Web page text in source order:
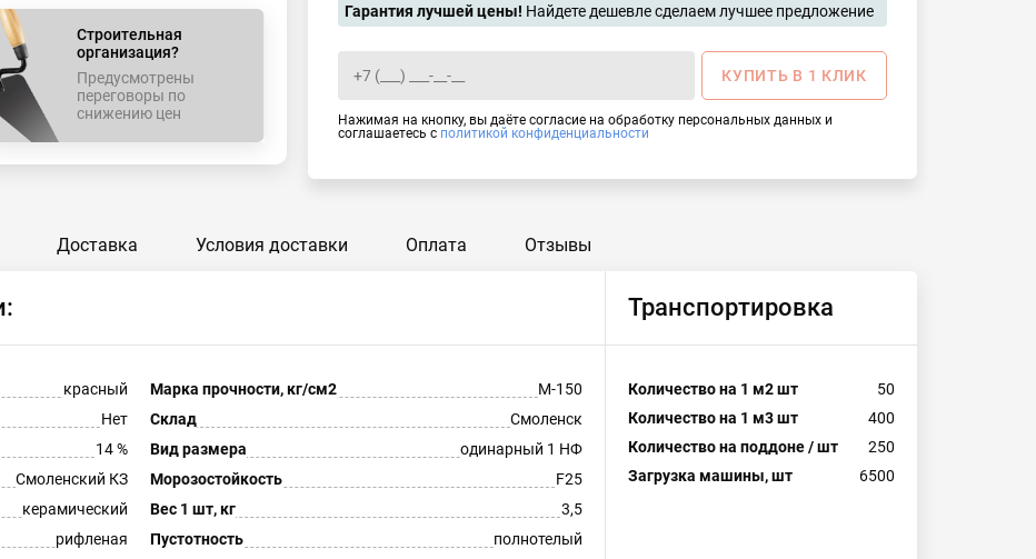
Строительная
организация?
Предусмотрены
переговоры по
снижению цен
Гарантия лучшей цены! Найдете дешевле сделаем лучшее предложение
КУПИТЬ В 1 КЛИК
Нажимая на кнопку, вы даёте согласие на обработку персональных данных и
соглашаетесь с политикой конфиденциальности
Доставка Условия доставки Оплата Отзывы
красный Марка прочности, кг/см2
М-150
Нет Склад
Смоленск
14 % Вид размера
одинарный 1 НФ
Смоленский КЗ Морозостойкость
F25
керамический Вес 1 шт, кг
3,5
рифленая Пустотность
полнотелый
Транспортировка
Количество на 1 м2 шт
50
Количество на 1 м3 шт
400
Количество на поддоне / шт
250
Загрузка машины, шт
6500